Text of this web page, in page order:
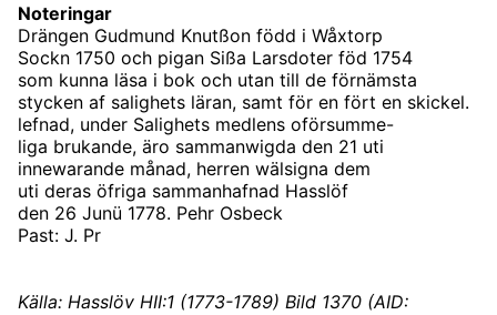
Noteringar
Drängen Gudmund Knutßon född i Wåxtorp
Sockn 1750 och pigan Sißa Larsdoter föd 1754
som kunna läsa i bok och utan till de förnämsta
stycken af salighets läran, samt för en fört en skickel.
lefnad, under Salighets medlens oförsumme-
liga brukande, äro sammanwigda den 21 uti
innewarande månad, herren wälsigna dem
uti deras öfriga sammanhafnad Hasslöf
den 26 Junü 1778. Pehr Osbeck
Past: J. Pr
Källa: Hasslöv HII:1 (1773-1789) Bild 1370 (AID: